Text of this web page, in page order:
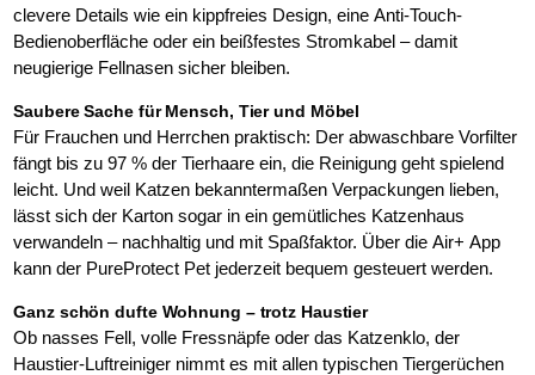
clevere Details wie ein kippfreies Design, eine Anti-Touch-
Bedienoberfläche oder ein beißfestes Stromkabel – damit
neugierige Fellnasen sicher bleiben.
Saubere Sache für Mensch, Tier und Möbel
Für Frauchen und Herrchen praktisch: Der abwaschbare Vorfilter
fängt bis zu 97 % der Tierhaare ein, die Reinigung geht spielend
leicht. Und weil Katzen bekanntermaßen Verpackungen lieben,
lässt sich der Karton sogar in ein gemütliches Katzenhaus
verwandeln – nachhaltig und mit Spaßfaktor. Über die Air+ App
kann der PureProtect Pet jederzeit bequem gesteuert werden.
Ganz schön dufte Wohnung – trotz Haustier
Ob nasses Fell, volle Fressnäpfe oder das Katzenklo, der
Haustier-Luftreiniger nimmt es mit allen typischen Tiergerüchen